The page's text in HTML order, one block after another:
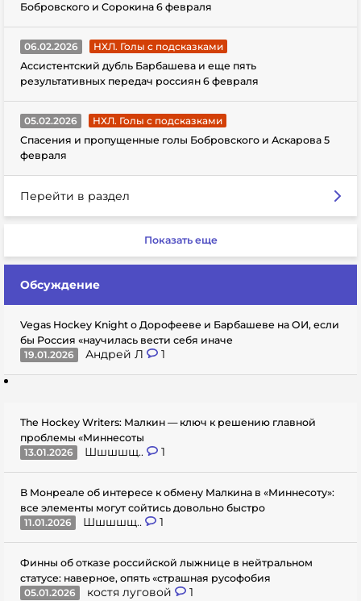
Бобровского и Сорокина 6 февраля
06.02.2026
НХЛ. Голы с подсказками
Ассистентский дубль Барбашева и еще пять
результативных передач россиян 6 февраля
05.02.2026
НХЛ. Голы с подсказками
Спасения и пропущенные голы Бобровского и Аскарова 5
февраля
Перейти в раздел
Показать еще
Обсуждение
Vegas Hockey Knight о Дорофееве и Барбашеве на ОИ, если
бы Россия «научилась вести себя иначе
19.01.2026
Андрей Л 1
The Hockey Writers: Малкин — ключ к решению главной
проблемы «Миннесоты
13.01.2026
Шшшшщ.. 1
В Монреале об интересе к обмену Малкина в «Миннесоту»:
все элементы могут сойтись довольно быстро
11.01.2026
Шшшшщ.. 1
Финны об отказе российской лыжнице в нейтральном
статусе: наверное, опять «страшная русофобия
05.01.2026
костя луговой 1